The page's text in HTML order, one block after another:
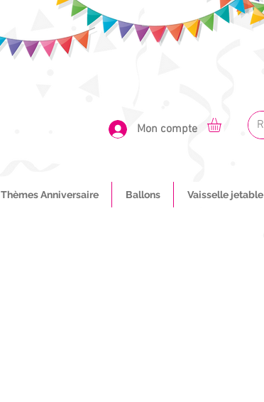
Mon compte
Thèmes Anniversaire Ballons Vaisselle jetable